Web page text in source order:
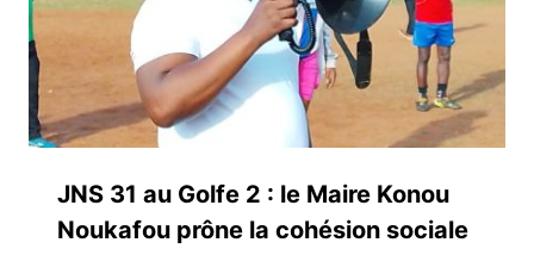
JNS 31 au Golfe 2 : le Maire Konou
Noukafou prône la cohésion sociale